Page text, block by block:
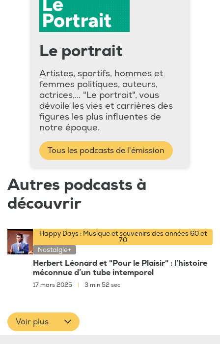
Le portrait
Artistes, sportifs, hommes et
femmes politiques, auteurs,
actrices,... "Le portrait", vous
dévoile les vies et carrières des
figures les plus influentes de
notre époque.
Tous les podcasts de l'émission
Autres podcasts à
découvrir
Happy Days : Musique et souvenirs des années 60 et
70
Nostalgie+
Herbert Léonard et "Pour le Plaisir" : l’histoire
méconnue d’un tube intemporel
17 mars 2025 3 min 52 sec
Voir plus